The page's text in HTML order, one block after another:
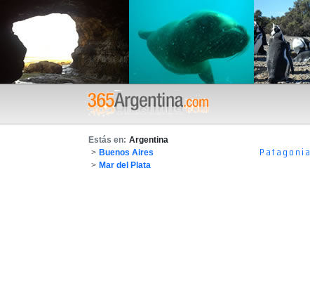
Estás en: Argentina
> Buenos Aires
> Mar del Plata
Patagonia